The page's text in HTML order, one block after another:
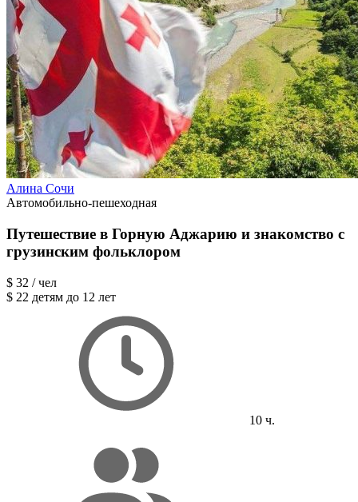
Алина Сочи
Автомобильно-пешеходная
Путешествие в Горную Аджарию и знакомство с
грузинским фольклором
$ 32 / чел
$ 22 детям до 12 лет
10 ч.